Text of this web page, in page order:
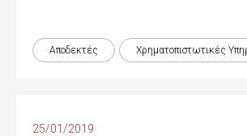
Αποδεκτές Χρηματοπιστωτικές
25/01/2019